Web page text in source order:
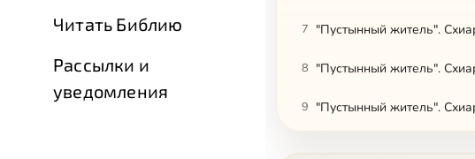
Читать Библию
Рассылки и
уведомления
7 "Пустынный житель".
8 "Пустынный житель".
9 "Пустынный житель".